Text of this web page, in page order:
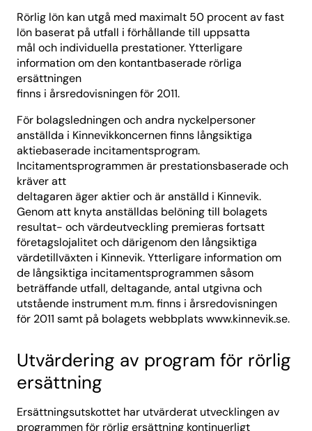
Rörlig lön kan utgå med maximalt 50 procent av fast
lön baserat på utfall i förhållande till uppsatta
mål och individuella prestationer. Ytterligare
information om den kontantbaserade rörliga
ersättningen
finns i årsredovisningen för 2011.
För bolagsledningen och andra nyckelpersoner
anställda i Kinnevikkoncernen finns långsiktiga
aktiebaserade incitamentsprogram.
Incitamentsprogrammen är prestationsbaserade och
kräver att
deltagaren äger aktier och är anställd i Kinnevik.
Genom att knyta anställdas belöning till bolagets
resultat- och värdeutveckling premieras fortsatt
företagslojalitet och därigenom den långsiktiga
värdetillväxten i Kinnevik. Ytterligare information om
de långsiktiga incitamentsprogrammen såsom
beträffande utfall, deltagande, antal utgivna och
utstående instrument m.m. finns i årsredovisningen
för 2011 samt på bolagets webbplats www.kinnevik.se.
Utvärdering av program för rörlig
ersättning
Ersättningsutskottet har utvärderat utvecklingen av
programmen för rörlig ersättning kontinuerligt